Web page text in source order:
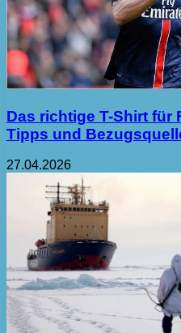
Das richtige T-Shirt für
Tipps und
27.04.2026